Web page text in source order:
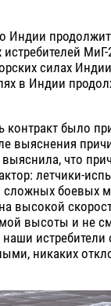
Индии продолжит
истребителей
силах
в Индии
контракт было
выяснения
что
летчики-
боевых
высокой
высоты и не
истребители
никаких